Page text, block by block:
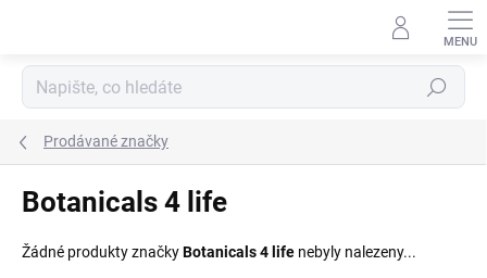
Hledat
Prodávané značky
Botanicals 4 life
Žádné produkty značkyBotanicals 4 life nebyly nalezeny...